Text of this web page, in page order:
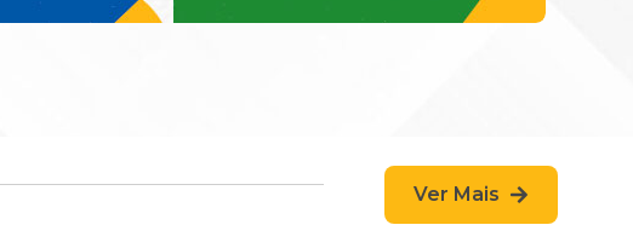
Ver Mais